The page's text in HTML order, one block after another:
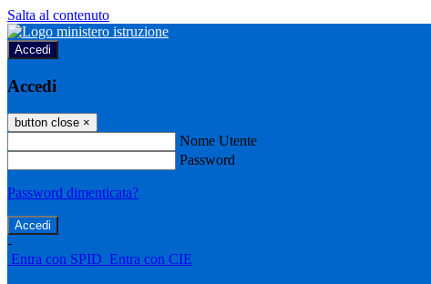
Salta al contenuto
Accedi
Accedi
button close ×
Nome Utente
Password
Password dimenticata?
-
Entra con SPID Entra con CIE